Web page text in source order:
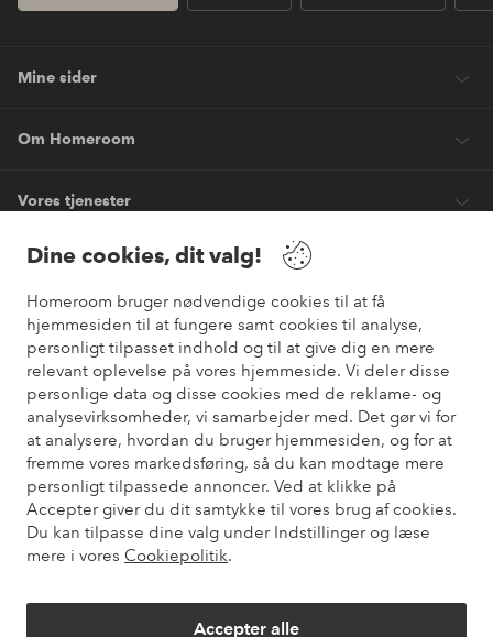
Dine cookies, dit valg!
Homeroom bruger nødvendige cookies til at få
hjemmesiden til at fungere samt cookies til analyse,
personligt tilpasset indhold og til at give dig en mere
relevant oplevelse på vores hjemmeside. Vi deler disse
personlige data og disse cookies med de reklame- og
analysevirksomheder, vi samarbejder med. Det gør vi for
at analysere, hvordan du bruger hjemmesiden, og for at
fremme vores markedsføring, så du kan modtage mere
personligt tilpassede annoncer. Ved at klikke på
Accepter giver du dit samtykke til vores brug af cookies.
Du kan tilpasse dine valg under Indstillinger og læse
mere i vores Cookiepolitik.
Accepter alle
Mine sider
Om Homeroom
Vores tjenester
Vilkår
Venner
Sikre betalinger
Vil du vide mere om vores betalingsmuligheder ?
elpy